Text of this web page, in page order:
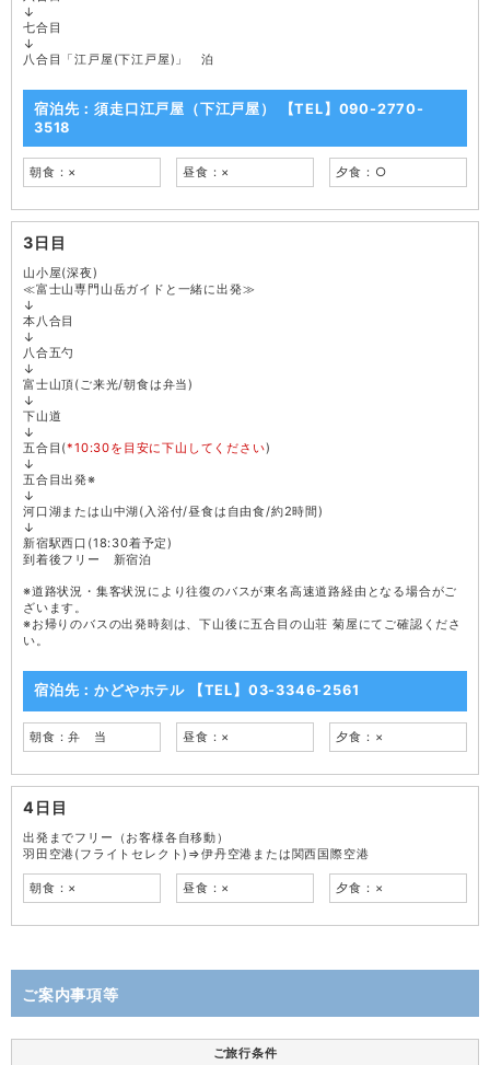
↓
七合目
↓
八合目「江戸屋(下江戸屋)」 泊
宿泊先：須走口江戸屋（下江戸屋） 【TEL】090-2770-
3518
朝食：× 昼食：× 夕食：○
3日目
山小屋(深夜)
≪富士山専門山岳ガイドと一緒に出発≫
↓
本八合目
↓
八合五勺
↓
富士山頂(ご来光/朝食は弁当)
↓
下山道
↓
五合目(*10:30を目安に下山してください)
↓
五合目出発※
↓
河口湖または山中湖(入浴付/昼食は自由食/約2時間)
↓
新宿駅西口(18:30着予定)
到着後フリー 新宿泊
※道路状況・集客状況により往復のバスが東名高速道路経由となる場合がご
ざいます。
※お帰りのバスの出発時刻は、下山後に五合目の山荘 菊屋にてご確認くださ
い。
宿泊先：かどやホテル 【TEL】03-3346-2561
朝食：弁 当 昼食：× 夕食：×
4日目
出発までフリー（お客様各自移動）
羽田空港(フライトセレクト)⇒伊丹空港または関西国際空港
朝食：× 昼食：× 夕食：×
ご案内事項等
ご旅行条件